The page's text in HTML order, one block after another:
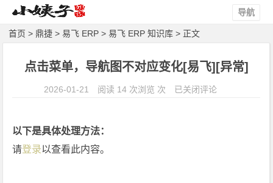
导航
首页 >鼎捷 >易飞 ERP >易飞 ERP 知识库 > 正文
点击菜单，导航图不对应变化[易飞][异常]
2026-01-21 阅读 14 次浏览 次
点
已关闭评论
以下是具体处理方法：
请登录以查看此内容。